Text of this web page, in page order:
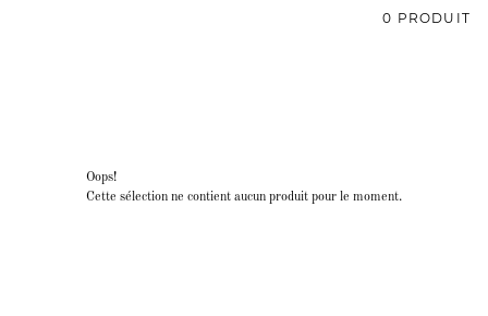
0 PRODUIT
Oops!
Cette sélection ne contient aucun produit pour le moment.